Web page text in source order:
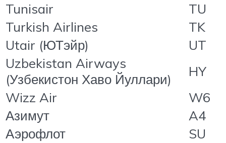
Tunisair
TU
Turkish Airlines
TK
Utair (ЮТэйр)
UT
Uzbekistan Airways
(Узбекистон Хаво Йуллари)
HY
Wizz Air
W6
Азимут
A4
Аэрофлот
SU